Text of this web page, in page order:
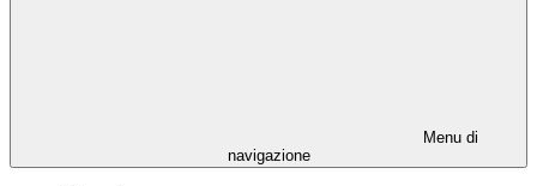
Menu di
navigazione